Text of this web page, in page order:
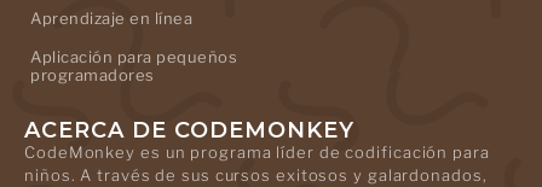
Aprendizaje en línea
Aplicación para pequeños
programadores
ACERCA DE CODEMONKEY
CodeMonkey es un programa líder de codificación para
niños. A través de sus cursos exitosos y galardonados,